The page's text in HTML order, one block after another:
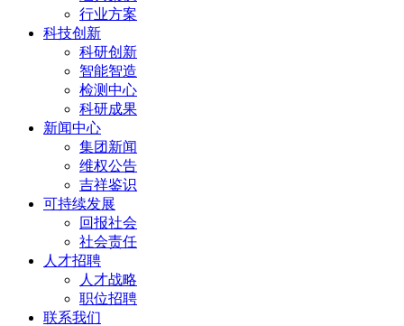
行业方案
科技创新
科研创新
智能智造
检测中心
科研成果
新闻中心
集团新闻
维权公告
吉祥鉴识
可持续发展
回报社会
社会责任
人才招聘
人才战略
职位招聘
联系我们